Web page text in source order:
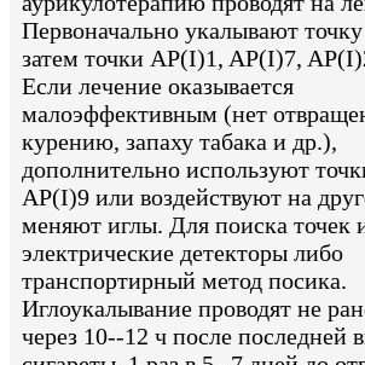
Первоначально укалывают
затем точки AP(I)1, AP(I)7,
Если лечение оказывается
малоэффективным (нет
курению, запаху табака и др.),
дополнительно используют
AP(I)9 или воздействуют на
меняют иглы. Для поиска точек
электрические детекторы либо
транспортирный метод посика.
Иглоукалывание проводят не
через 10--12 ч после последней